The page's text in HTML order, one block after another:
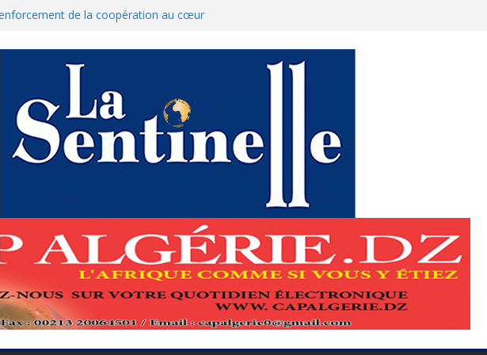
de la coopération au cœur
accélère la reconquête de son tissu
: Le ministère des Finances dément
des nouvelles mesures
pour protéger El-Qods
à-tête diplomatiques en marge du